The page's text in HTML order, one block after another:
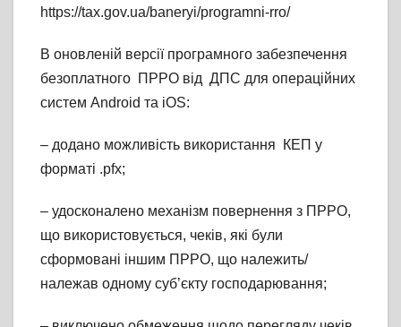
https://tax.gov.ua/baneryi/programni-rro/
В оновленій версії програмного забезпечення
безоплатного ПРРО від ДПС для операційних
систем Android та iOS:
– додано можливість використання КЕП у
форматі .pfx;
– удосконалено механізм повернення з ПРРО,
що використовується, чеків, які були
сформовані іншим ПРРО, що належить/
належав одному суб’єкту господарювання;